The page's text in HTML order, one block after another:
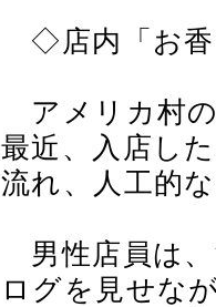
◇店内「お香
アメリカ村
最近、入店し
流れ、人工的
男性店員は
ログを見せな